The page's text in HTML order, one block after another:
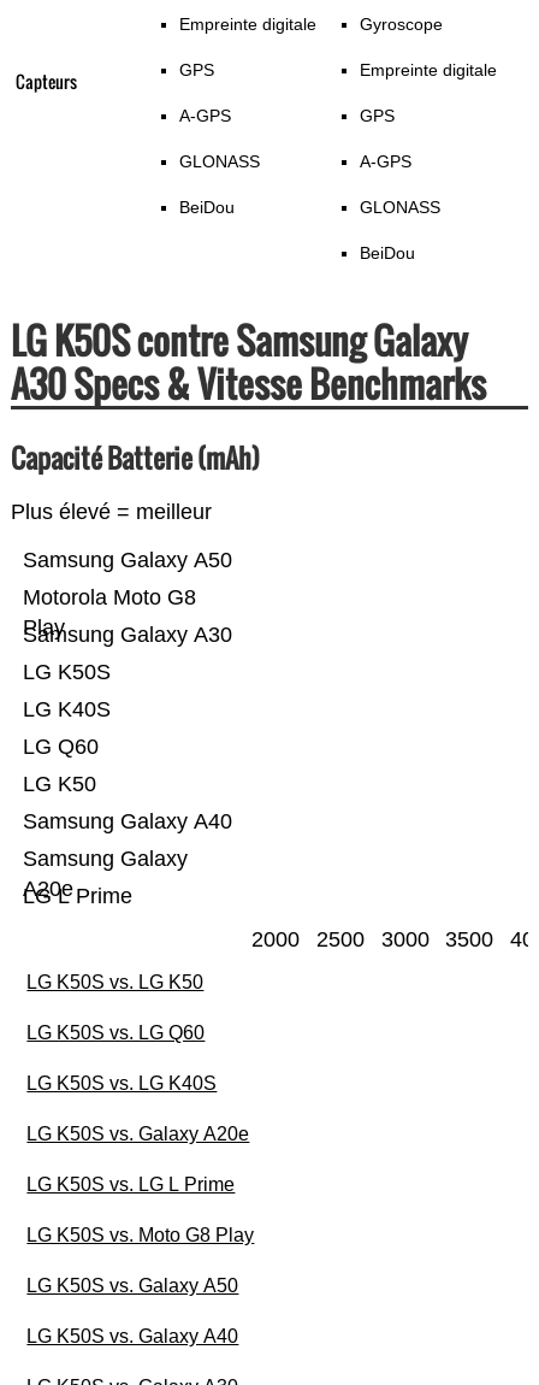
Capteurs
Empreinte digitale
GPS
A-GPS
GLONASS
BeiDou
Gyroscope
Empreinte digitale
GPS
A-GPS
GLONASS
BeiDou
LG K50S contre Samsung Galaxy
A30 Specs & Vitesse Benchmarks
Capacité Batterie (mAh)
Plus élevé = meilleur
LG L Prime
Samsung Galaxy
A20e
Samsung Galaxy A40
LG K50
LG Q60
LG K40S
LG K50S
Samsung Galaxy A30
Motorola Moto G8
Play
Samsung Galaxy A50
2000 2500 3000 3500
LG K50S vs. LG K50
LG K50S vs. LG Q60
LG K50S vs. LG K40S
LG K50S vs. Galaxy A20e
LG K50S vs. LG L Prime
LG K50S vs. Moto G8 Play
LG K50S vs. Galaxy A50
LG K50S vs. Galaxy A40